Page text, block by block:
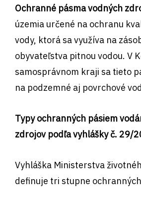
Ochranné pásma vodných
územia určené na ochranu
vody, ktorá sa využíva na
obyvateľstva pitnou vodou. V
samosprávnom kraji sa tieto
na podzemné aj povrchové
Typy ochranných pásiem
zdrojov podľa vyhlášky č. 29/
Vyhláška Ministerstva
definuje tri stupne